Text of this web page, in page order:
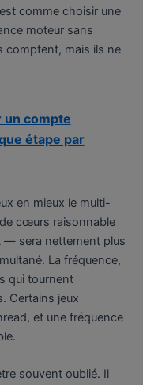
comme choisir une
moteur sans
comptent, mais ils ne
un compte
étape par
en mieux le multi-
cœurs raisonnable
sera nettement plus
La fréquence,
qui tournent
Certains jeux
et une fréquence
souvent oublié. Il